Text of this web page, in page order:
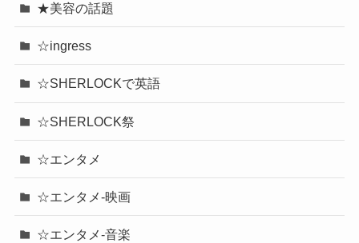
★美容の話題
☆ingress
☆SHERLOCKで英語
☆SHERLOCK祭
☆エンタメ
☆エンタメ-映画
☆エンタメ-音楽